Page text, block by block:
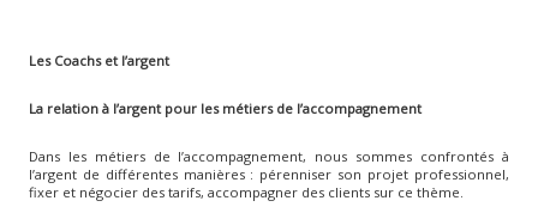
Les Coachs et l’argent
La relation à l’argent pour les métiers de l’accompagnement
Dans les métiers de l’accompagnement, nous sommes confrontés à
l’argent de différentes manières : pérenniser son projet professionnel,
fixer et négocier des tarifs, accompagner des clients sur ce thème.